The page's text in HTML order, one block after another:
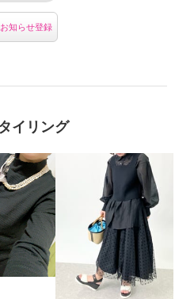
知らせ登録
イリング